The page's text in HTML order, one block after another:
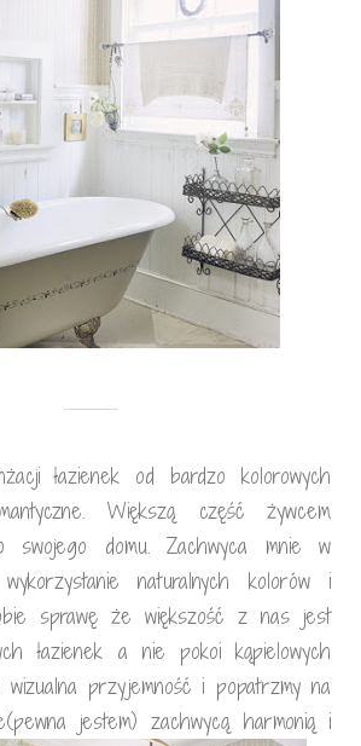
łazienek od bardzo kolorowych
Większą część żywcem
swojego domu. Zachwyca mnie w
naturalnych kolorów i
sprawę że większość z nas jest
łazienek a nie pokoi kąpielowych
przyjemność i popatrzmy na
jestem) zachwycą harmonią i